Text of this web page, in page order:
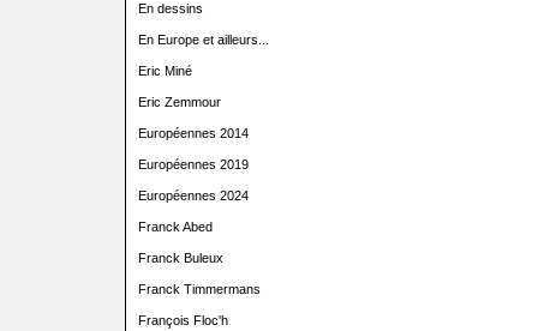
En dessins
En Europe et ailleurs...
Eric Miné
Eric Zemmour
Européennes 2014
Européennes 2019
Européennes 2024
Franck Abed
Franck Buleux
Franck Timmermans
François Floc'h